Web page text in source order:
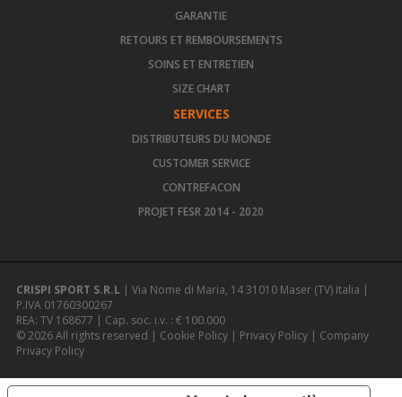
GARANTIE
RETOURS ET REMBOURSEMENTS
SOINS ET ENTRETIEN
SIZE CHART
SERVICES
DISTRIBUTEURS DU MONDE
CUSTOMER SERVICE
CONTREFACON
PROJET FESR 2014 - 2020
CRISPI SPORT S.R.L | Via Nome di Maria, 14 31010 Maser (TV) Italia |
P.IVA 01760300267
REA: TV 168677 | Cap. soc. i.v. : € 100.000
© 2026 All rights reserved | Cookie Policy | Privacy Policy | Company
Privacy Policy